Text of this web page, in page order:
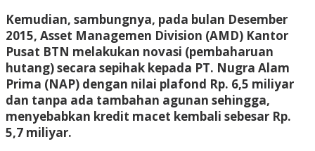
Kemudian, sambungnya, pada bulan Desember
2015, Asset Managemen Division (AMD) Kantor
Pusat BTN melakukan novasi (pembaharuan
hutang) secara sepihak kepada PT. Nugra Alam
Prima (NAP) dengan nilai plafond Rp. 6,5 miliyar
dan tanpa ada tambahan agunan sehingga,
menyebabkan kredit macet kembali sebesar Rp.
5,7 miliyar.